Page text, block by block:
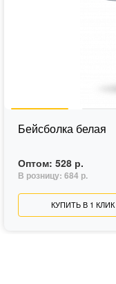
Бейсболка белая
Оптом: 528 р.
В розницу: 684 р.
КУПИТЬ В 1 КЛИК